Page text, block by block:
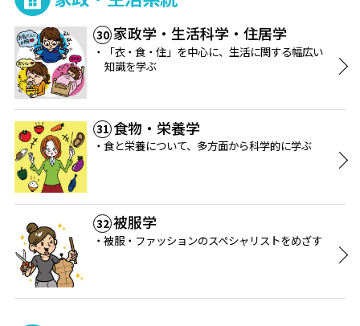
30 家政学・生活科学・住居学
「衣・食・住」を中心に、生活に関する幅広い
知識を学ぶ
31 食物・栄養学
食と栄養について、多方面から科学的に学ぶ
32 被服学
被服・ファッションのスペシャリストをめざす